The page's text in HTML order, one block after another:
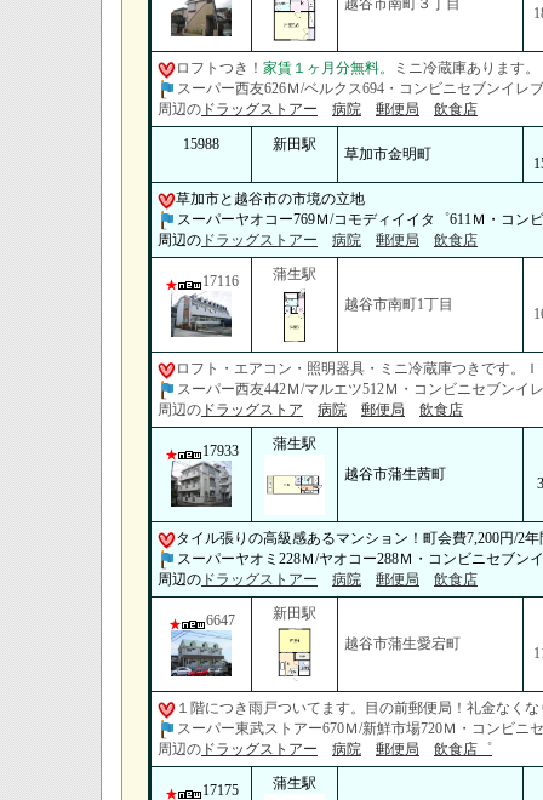
越谷市南町３丁目
ロフトつき！ 家賃１ヶ月分無料。
ミニ冷蔵庫あります。
スーパー西友626Ｍ/ベルクス694・コンビニセブンイレ
周辺の ドラッグストアー 病院 郵便局 飲食店
15988 新田駅
草加市金明町
草加市と越谷市の市境の立地
スーパーヤオコー769Ｍ/コモディイイタ゜611Ｍ・コン
周辺の ドラッグストアー 病院 郵便局 飲食店
17116
蒲生駅
越谷市南町1丁目
ロフト・エアコン・照明器具・ミニ冷蔵庫つきです。
スーパー西友442Ｍ/マルエツ512Ｍ・コンビニセブンイ
周辺の ドラッグストア 病院 郵便局 飲食店
17933
蒲生駅
越谷市蒲生茜町
タイル張りの高級感あるマンション！町会費7,200円/2
スーパーヤオミ228Ｍ/ヤオコー288Ｍ・コンビニセブン
周辺の ドラッグストアー 病院 郵便局 飲食店
6647
新田駅
越谷市蒲生愛宕町
１階につき雨戸ついてます。目の前郵便局！礼金なく
スーパー東武ストアー670Ｍ/新鮮市場720Ｍ・コンビニ
周辺の ドラッグストアー 病院 郵便局 飲食店゜
17175
蒲生駅